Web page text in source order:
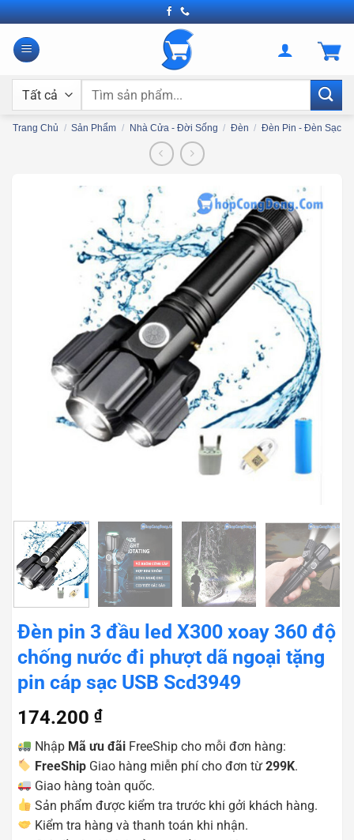
Bỏ
qua
nội
Tìm
Trang Chủ / Sản Phẩm / Nhà Cửa - Đời Sống / Đèn / Đèn Pin - Đèn Sạc
Đèn pin 3 đầu led X300 xoay 360 độ
chống nước đi phượt dã ngoại tặng
pin cáp sạc USB Scd3949
174.200 ₫
Nhập Mã ưu đãi FreeShip cho mỗi đơn hàng:
FreeShip Giao hàng miễn phí cho đơn từ299K.
Giao hàng toàn quốc.
Sản phẩm được kiểm tra trước khi gởi khách hàng.
Kiểm tra hàng và thanh toán khi nhận.